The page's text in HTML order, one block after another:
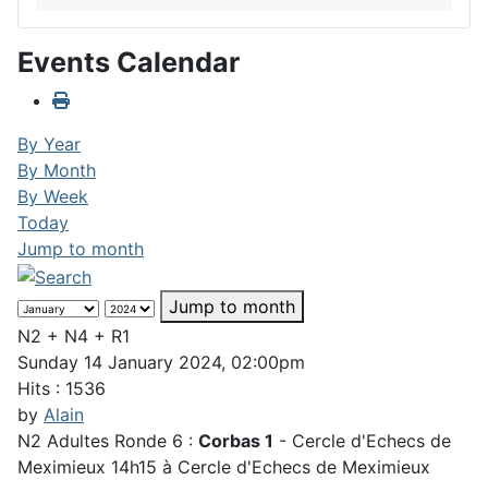
Events Calendar
By Year
By Month
By Week
Today
Jump to month
Jump to month
N2 + N4 + R1
Sunday 14 January 2024, 02:00pm
Hits : 1536
by Alain
N2 Adultes Ronde 6 : Corbas 1 - Cercle d'Echecs de
Meximieux 14h15 à Cercle d'Echecs de Meximieux